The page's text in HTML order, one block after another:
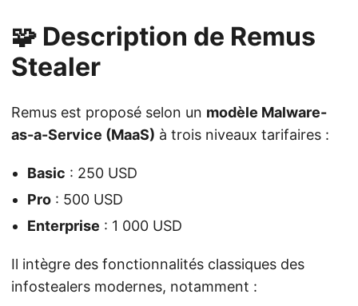
🧩 Description de Remus
Stealer
Remus est proposé selon un modèle Malware-
as-a-Service (MaaS) à trois niveaux tarifaires :
Basic : 250 USD
Pro : 500 USD
Enterprise : 1 000 USD
Il intègre des fonctionnalités classiques des
infostealers modernes, notamment :